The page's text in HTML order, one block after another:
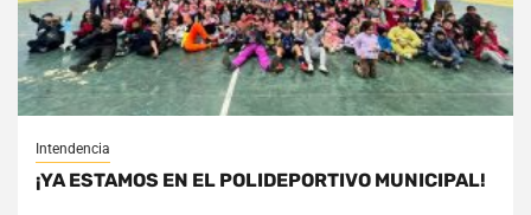
Intendencia
¡YA ESTAMOS EN EL POLIDEPORTIVO MUNICIPAL!